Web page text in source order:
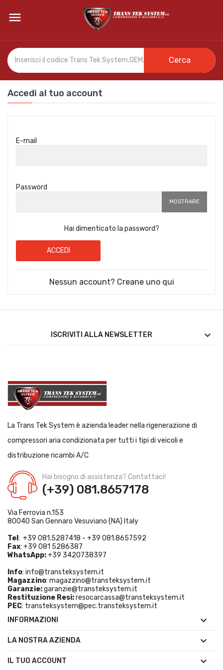

Cerca
Accedi al tuo account
E-mail
Password
MOSTRARE
Hai dimenticato la password?
ACCEDI
Nessun account? Creane uno qui
ISCRIVITI ALLA NEWSLETTER 
La Trans Tek System è azienda leader nella rigenerazione di
compressori aria condizionata per tutti i tipi di veicoli e
distribuzione ricambi A/C
Hai bisogno di assistenza? Contattaci!
(+39) 081.8657178
Via Ferrovia n.153
80040 San Gennaro Vesuviano (NA) Italy
Tel : +39 081.5287418 - +39 081.8657592
Fax: +39 081 5286387
WhatsApp:+39 3420738397
Info: info@transteksystem.it
Magazzino: magazzino@transteksystem.it
Garanzie:garanzie@transteksystem.it
Restituzione Resi:resocarcassa@transteksystem.it
PEC: transteksystem@pec.transteksystem.it
INFORMAZIONI

LA NOSTRA AZIENDA 
IL TUO ACCOUNT 